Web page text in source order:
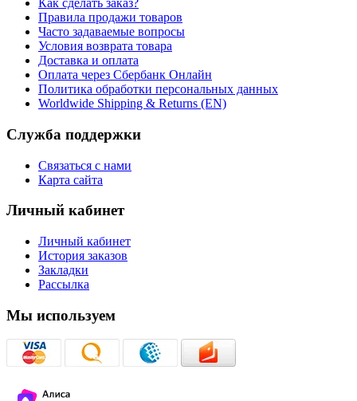
Как сделать заказ?
Правила продажи товаров
Часто задаваемые вопросы
Условия возврата товара
Доставка и оплата
Оплата через Сбербанк Онлайн
Политика обработки персональных данных
Worldwide Shipping & Returns (EN)
Служба поддержки
Связаться с нами
Карта сайта
Личный кабинет
Личный кабинет
История заказов
Закладки
Рассылка
Мы используем